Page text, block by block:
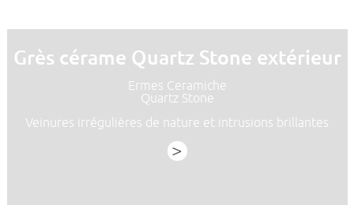
Grès cérame Quartz Stone extérieur
Ermes Ceramiche
Quartz Stone
Veinures irrégulières de nature et intrusions brillantes
>